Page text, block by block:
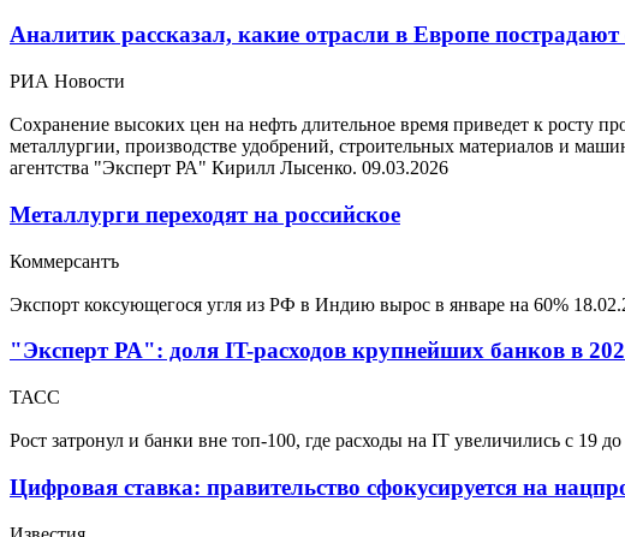
Аналитик рассказал, какие отрасли в Европе пострадают
РИА Новости
Сохранение высоких цен на нефть длительное время приведет к росту
металлургии, производстве удобрений, строительных материалов и
агентства "Эксперт РА" Кирилл Лысенко. 09.03.2026
Металлурги переходят на российское
Коммерсантъ
Экспорт коксующегося угля из РФ в Индию вырос в январе на 60%
"Эксперт РА": доля IT-расходов крупнейших банков в
ТАСС
Рост затронул и банки вне топ-100, где расходы на IT увеличились с 19
Цифровая ставка: правительство сфокусируется на